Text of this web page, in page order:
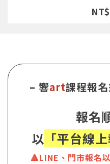
– 響art課程報
報名
以 「平台線上
🔺LINE、門市報名